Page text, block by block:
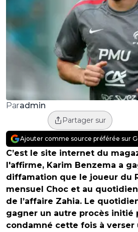
Paradmin
Partager sur
Ajouter comme source préférée sur
C’est le site internet du
l'affirme, Karim Benzema a
diffamation que le joueur du
mensuel Choc et au
de l’affaire Zahia. Le
gagner un autre procès initié
condamné cette fois à verser